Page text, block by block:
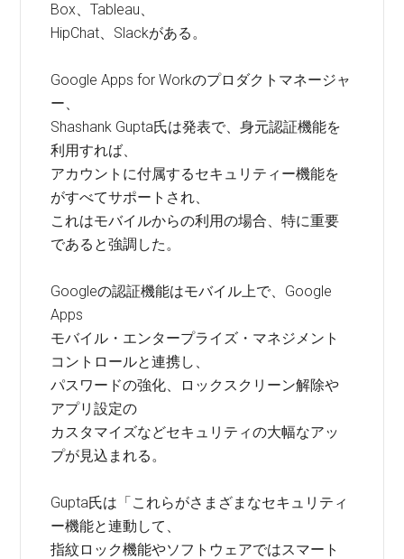
Box、Tableau、
HipChat、Slackがある。
Google Apps for Workのプロダクトマネージャ
ー、
Shashank Gupta氏は発表で、身元認証機能を
利用すれば、
アカウントに付属するセキュリティー機能を
がすべてサポートされ、
これはモバイルからの利用の場合、特に重要
であると強調した。
Googleの認証機能はモバイル上で、Google
Apps
モバイル・エンタープライズ・マネジメント
コントロールと連携し、
パスワードの強化、ロックスクリーン解除や
アプリ設定の
カスタマイズなどセキュリティの大幅なアッ
プが見込まれる。
Gupta氏は「これらがさまざまなセキュリティ
ー機能と連動して、
指紋ロック機能やソフトウェアではスマート